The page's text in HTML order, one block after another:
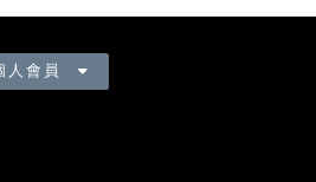
人會員